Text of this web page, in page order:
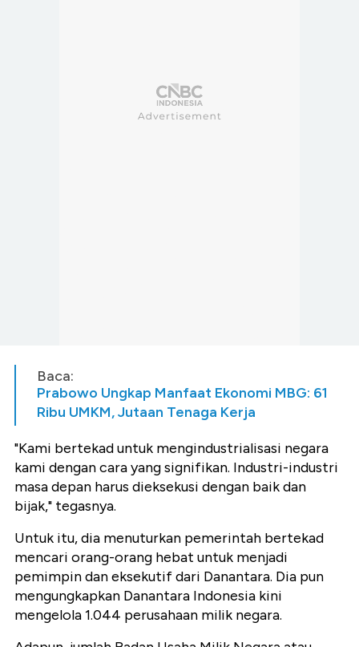
Baca:
Prabowo Ungkap Manfaat Ekonomi MBG: 61
Ribu UMKM, Jutaan Tenaga Kerja
"Kami bertekad untuk mengindustrialisasi negara
kami dengan cara yang signifikan. Industri-industri
masa depan harus dieksekusi dengan baik dan
bijak," tegasnya.
Untuk itu, dia menuturkan pemerintah bertekad
mencari orang-orang hebat untuk menjadi
pemimpin dan eksekutif dari Danantara. Dia pun
mengungkapkan Danantara Indonesia kini
mengelola 1.044 perusahaan milik negara.